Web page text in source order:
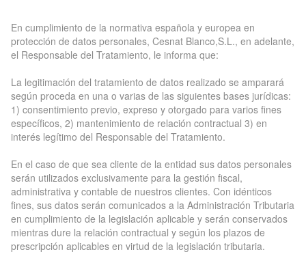
En cumplimiento de la normativa española y europea en
protección de datos personales, Cesnat Blanco,S.L., en adelante,
el Responsable del Tratamiento, le informa que:
La legitimación del tratamiento de datos realizado se amparará
según proceda en una o varias de las siguientes bases jurídicas:
1) consentimiento previo, expreso y otorgado para varios fines
específicos, 2) mantenimiento de relación contractual 3) en
interés legítimo del Responsable del Tratamiento.
En el caso de que sea cliente de la entidad sus datos personales
serán utilizados exclusivamente para la gestión fiscal,
administrativa y contable de nuestros clientes. Con idénticos
fines, sus datos serán comunicados a la Administración Tributaria
en cumplimiento de la legislación aplicable y serán conservados
mientras dure la relación contractual y según los plazos de
prescripción aplicables en virtud de la legislación tributaria.